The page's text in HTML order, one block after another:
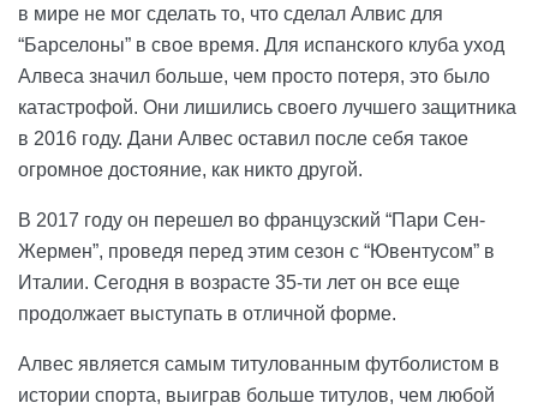
в мире не мог сделать то, что сделал Алвис для
“Барселоны” в свое время. Для испанского клуба уход
Алвеса значил больше, чем просто потеря, это было
катастрофой. Они лишились своего лучшего защитника
в 2016 году. Дани Алвес оставил после себя такое
огромное достояние, как никто другой.
В 2017 году он перешел во французский “Пари Сен-
Жермен”, проведя перед этим сезон с “Ювентусом” в
Италии. Сегодня в возрасте 35-ти лет он все еще
продолжает выступать в отличной форме.
Алвес является самым титулованным футболистом в
истории спорта, выиграв больше титулов, чем любой